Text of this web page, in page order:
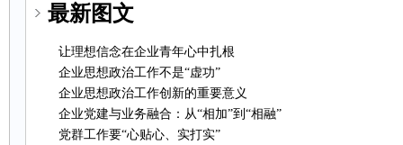
最新图文
让理想信念在企业青年心中扎根
企业思想政治工作不是“虚功”
企业思想政治工作创新的重要意义
企业党建与业务融合：从“相加”到“相融”
党群工作要“心贴心、实打实”